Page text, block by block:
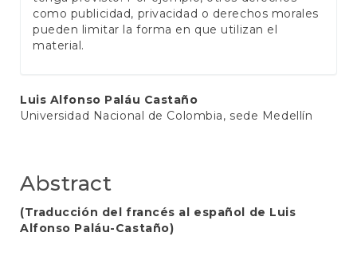
como publicidad, privacidad o derechos morales
pueden limitar la forma en que utilizan el
material.
Main
Article
Luis Alfonso Paláu Castaño
Universidad Nacional de Colombia, sede Medellín
Abstract
(Traducción del francés al español de Luis
Alfonso Paláu-Castaño)